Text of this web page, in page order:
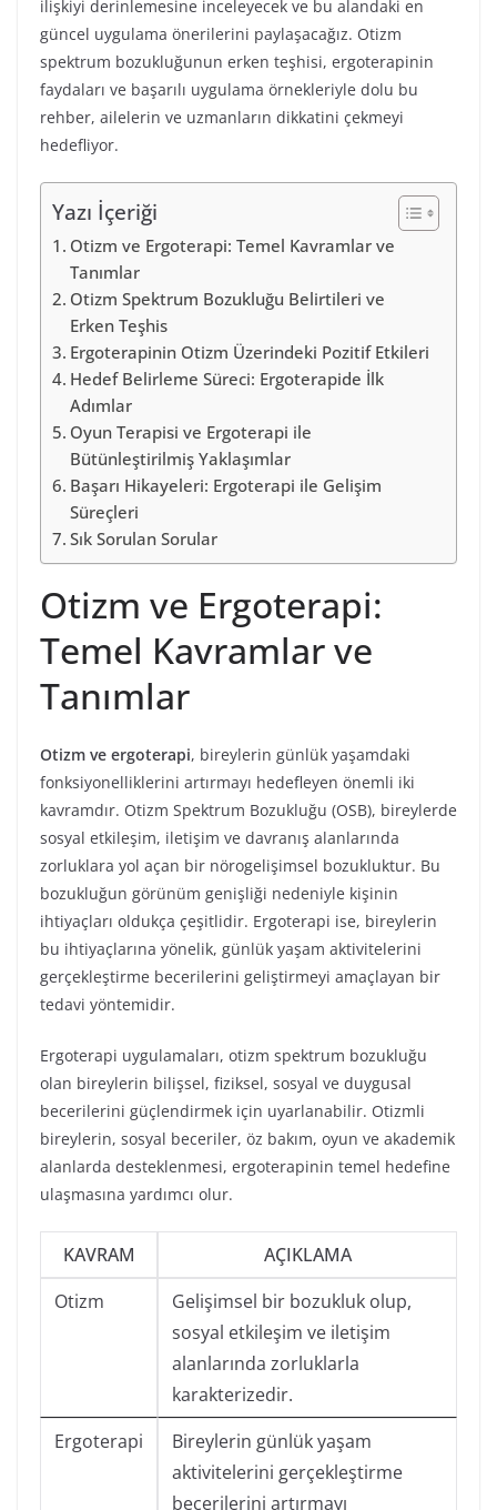
ilişkiyi derinlemesine inceleyecek ve bu alandaki en
güncel uygulama önerilerini paylaşacağız. Otizm
spektrum bozukluğunun erken teşhisi, ergoterapinin
faydaları ve başarılı uygulama örnekleriyle dolu bu
rehber, ailelerin ve uzmanların dikkatini çekmeyi
hedefliyor.
Yazı İçeriği
Otizm ve Ergoterapi: Temel Kavramlar ve
Tanımlar
Otizm Spektrum Bozukluğu Belirtileri ve
Erken Teşhis
Ergoterapinin Otizm Üzerindeki Pozitif Etkileri
Hedef Belirleme Süreci: Ergoterapide İlk
Adımlar
Oyun Terapisi ve Ergoterapi ile
Bütünleştirilmiş Yaklaşımlar
Başarı Hikayeleri: Ergoterapi ile Gelişim
Süreçleri
Sık Sorulan Sorular
Otizm ve Ergoterapi:
Temel Kavramlar ve
Tanımlar
Otizm ve ergoterapi, bireylerin günlük yaşamdaki
fonksiyonelliklerini artırmayı hedefleyen önemli iki
kavramdır. Otizm Spektrum Bozukluğu (OSB), bireylerde
sosyal etkileşim, iletişim ve davranış alanlarında
zorluklara yol açan bir nörogelişimsel bozukluktur. Bu
bozukluğun görünüm genişliği nedeniyle kişinin
ihtiyaçları oldukça çeşitlidir. Ergoterapi ise, bireylerin
bu ihtiyaçlarına yönelik, günlük yaşam aktivitelerini
gerçekleştirme becerilerini geliştirmeyi amaçlayan bir
tedavi yöntemidir.
Ergoterapi uygulamaları, otizm spektrum bozukluğu
olan bireylerin bilişsel, fiziksel, sosyal ve duygusal
becerilerini güçlendirmek için uyarlanabilir. Otizmli
bireylerin, sosyal beceriler, öz bakım, oyun ve akademik
alanlarda desteklenmesi, ergoterapinin temel hedefine
ulaşmasına yardımcı olur.
KAVRAM
AÇIKLAMA
Otizm
Gelişimsel bir bozukluk olup,
sosyal etkileşim ve iletişim
alanlarında zorluklarla
karakterizedir.
Ergoterapi
Bireylerin günlük yaşam
aktivitelerini gerçekleştirme
becerilerini artırmayı